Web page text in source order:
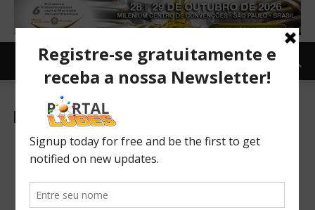
Carro e Moto Moto Notícias
Produção de motocicletas
recua ao patamar de 2002
14 anos de trabalho desaparecem com a crise.